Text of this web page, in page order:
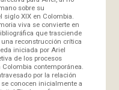
sobre su
XIX en Colombia.
viva se convierte en
que trasciende
reconstrucción crítica
iniciada por Ariel
de los procesos
contemporánea.
por la relación
conocen inicialmente a